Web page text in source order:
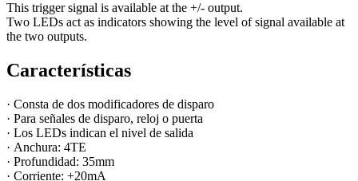
This trigger signal is available at the +/- output.
Two LEDs act as indicators showing the level of signal available at
the two outputs.
Características
· Consta de dos modificadores de disparo
· Para señales de disparo, reloj o puerta
· Los LEDs indican el nivel de salida
· Anchura: 4TE
· Profundidad: 35mm
· Corriente: +20mA